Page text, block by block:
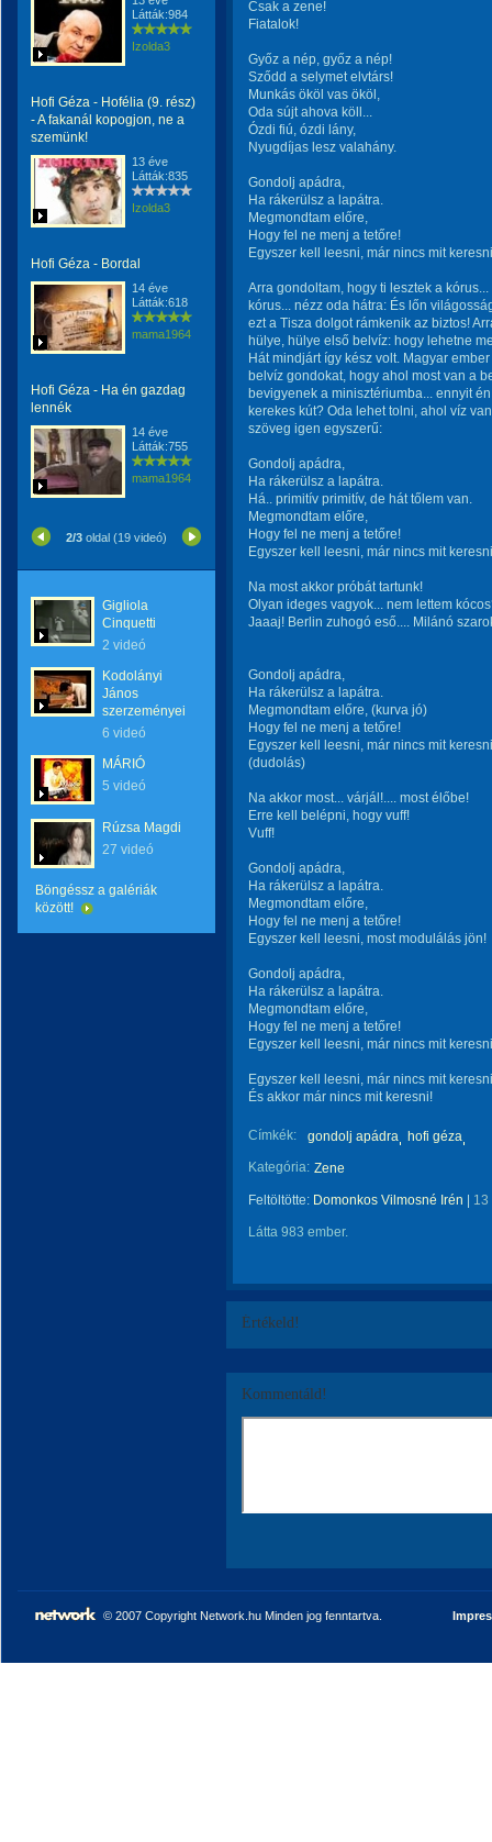
Látták:984
Izolda3
Hofi Géza - Hofélia (9. rész)
- A fakanál kopogjon, ne a
szemünk!
13 éve
Látták:835
Izolda3
Hofi Géza - Bordal
14 éve
Látták:618
mama1964
Hofi Géza - Ha én gazdag
lennék
14 éve
Látták:755
mama1964
2/3 oldal (19 videó)
Gigliola
Cinquetti
2 videó
Kodolányi
János
szerzeményei
6 videó
MÁRIÓ
5 videó
Rúzsa Magdi
27 videó
Böngéssz a galériák
között!
Csak a zene!
Fiatalok!
Győz a nép, győz a nép!
Sződd a selymet elvtárs!
Munkás ököl vas ököl,
Oda sújt ahova köll...
Ózdi fiú, ózdi lány,
Nyugdíjas lesz valahány.
Gondolj apádra,
Ha rákerülsz a lapátra.
Megmondtam előre,
Hogy fel ne menj a tetőre!
Egyszer kell leesni, már nincs mit
Arra gondoltam, hogy ti lesztek a
kórus... nézz oda hátra: És lőn
ezt a Tisza dolgot rámkenik az biztos!
hülye, hülye első belvíz: hogy lehetne
Hát mindjárt így kész volt. Magyar
belvíz gondokat, hogy ahol most van a
bevigyenek a minisztériumba... ennyit
kerekes kút? Oda lehet tolni, ahol víz
szöveg igen egyszerű:
Gondolj apádra,
Ha rákerülsz a lapátra.
Há.. primitív primitív, de hát tőlem van.
Megmondtam előre,
Hogy fel ne menj a tetőre!
Egyszer kell leesni, már nincs mit
Na most akkor próbát tartunk!
Olyan ideges vagyok... nem lettem
Jaaaj! Berlin zuhogó eső.... Milánó
Gondolj apádra,
Ha rákerülsz a lapátra.
Megmondtam előre, (kurva jó)
Hogy fel ne menj a tetőre!
Egyszer kell leesni, már nincs mit
(dudolás)
Na akkor most... várjál!.... most élőbe!
Erre kell belépni, hogy vuff!
Vuff!
Gondolj apádra,
Ha rákerülsz a lapátra.
Megmondtam előre,
Hogy fel ne menj a tetőre!
Egyszer kell leesni, most modulálás jön!
Gondolj apádra,
Ha rákerülsz a lapátra.
Megmondtam előre,
Hogy fel ne menj a tetőre!
Egyszer kell leesni, már nincs mit
Egyszer kell leesni, már nincs mit
És akkor már nincs mit keresni!
Címkék: gondolj apádra
hofi géza
Kategória: Zene
Feltöltötte: Domonkos Vilmosné Irén 13
Látta 983 ember.
Értékeld!
Kommentáld!
© 2007 Copyright Network.hu Minden jog fenntartva.